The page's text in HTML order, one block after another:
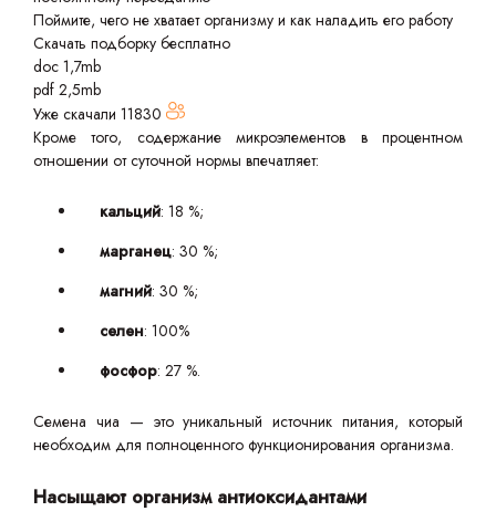
Поймите, чего не хватает организму и как наладить его работу
Скачать подборку бесплатно
doc 1,7mb
pdf 2,5mb
Уже скачали 11830
Кроме того, содержание микроэлементов в процентном
отношении от суточной нормы впечатляет:
кальций: 18 %;
марганец: 30 %;
магний: 30 %;
селен: 100%
фосфор: 27 %.
Семена чиа — это уникальный источник питания, который
необходим для полноценного функционирования организма.
Насыщают организм антиоксидантами